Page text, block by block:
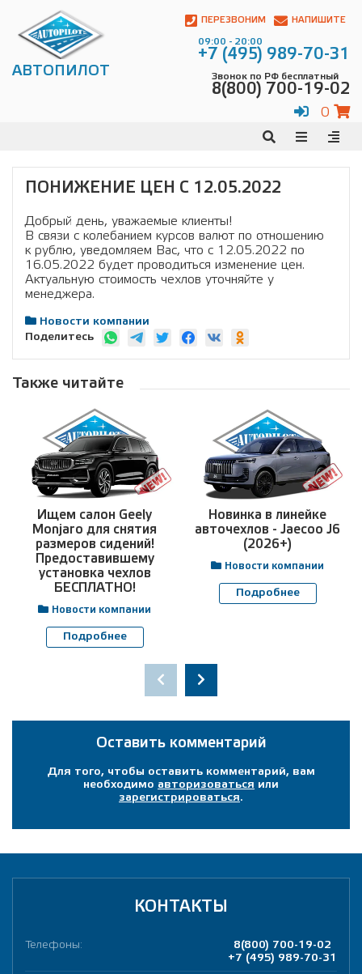
АВТОПИЛОТ
ПЕРЕЗВОНИМ НАПИШИТЕ
09:00 - 20:00
+7 (495) 989-70-31
Звонок по РФ бесплатный
8(800) 700-19-02
0
ПОНИЖЕНИЕ ЦЕН С 12.05.2022
Добрый день, уважаемые клиенты!
В связи с колебанием курсов валют по отношению
к рублю, уведомляем Вас, что с 12.05.2022 по
16.05.2022 будет проводиться изменение цен.
Актуальную стоимость чехлов уточняйте у
менеджера.
Новости компании
Поделитесь
Также читайте
Ищем салон Geely
Monjaro для снятия
размеров сидений!
Предоставившему
установка чехлов
БЕСПЛАТНО!
Новости компании
Подробнее
Новинка в линейке
авточехлов - Jaecoo J6
(2026+)
Новости компании
Подробнее
Оставить комментарий
Для того, чтобы оставить комментарий, вам
необходимо авторизоваться или
зарегистрироваться.
КОНТАКТЫ
Телефоны:
8(800) 700-19-02
+7 (495) 989-70-31
Контакты:
Адрес:
Чагинская
700-
(495)
989-
Электронная
почта: